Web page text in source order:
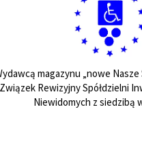
magazynu „nowe
Związek Rewizyjny Spółdzielni
Niewidomych z siedzibą